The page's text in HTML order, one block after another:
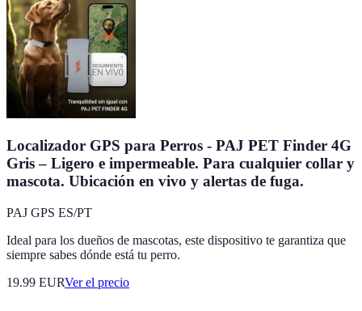
Localizador GPS para Perros - PAJ PET Finder 4G
Gris – Ligero e impermeable. Para cualquier collar y
mascota. Ubicación en vivo y alertas de fuga.
PAJ GPS ES/PT
Ideal para los dueños de mascotas, este dispositivo te garantiza que
siempre sabes dónde está tu perro.
19.99 EURVer el precio